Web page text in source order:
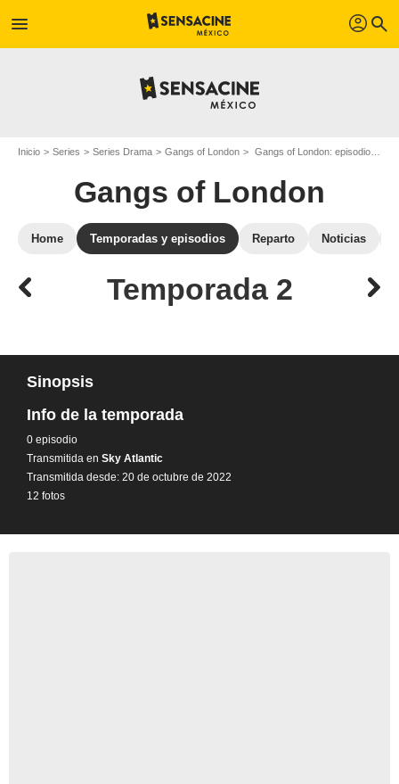
menu profil search
Inicio Series Series Drama Gangs of London Gangs of London: episodios de la temporada 2
Gangs of London
Home Temporadas y episodios Reparto Noticias
Temporada 2
Sinopsis
Info de la temporada
0 episodio
Transmitida en Sky Atlantic
Transmitida desde: 20 de octubre de 2022
12 fotos